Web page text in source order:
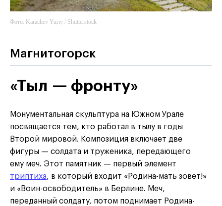
Фото: Karachev Yuriy / Shutterstock
Магнитогорск
«Тыл — фронту»
Монументальная скульптура на Южном Урале
посвящается тем, кто работал в тылу в годы
Второй мировой. Композиция включает две
фигуры — солдата и труженика, передающего
ему меч. Этот памятник — первый элемент
триптиха, в который входит «Родина-мать зовет!»
и «Воин-освободитель» в Берлине. Меч,
переданный солдату, потом поднимает Родина-